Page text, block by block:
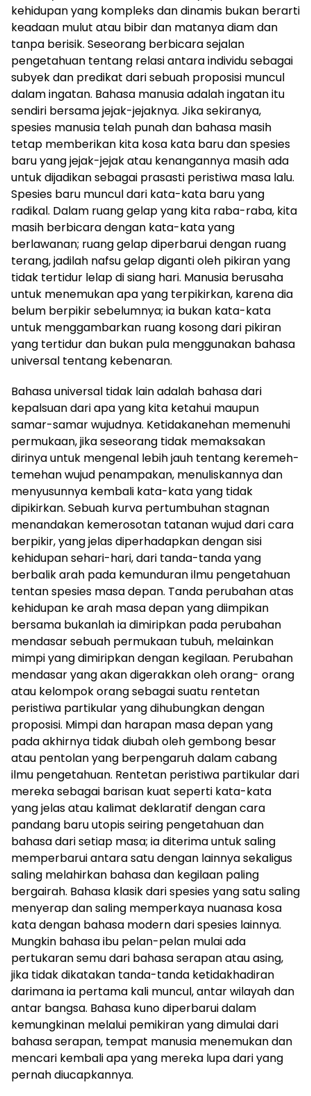
kehidupan yang kompleks dan dinamis bukan berarti
keadaan mulut atau bibir dan matanya diam dan
tanpa berisik. Seseorang berbicara sejalan
pengetahuan tentang relasi antara individu sebagai
subyek dan predikat dari sebuah proposisi muncul
dalam ingatan. Bahasa manusia adalah ingatan itu
sendiri bersama jejak-jejaknya. Jika sekiranya,
spesies manusia telah punah dan bahasa masih
tetap memberikan kita kosa kata baru dan spesies
baru yang jejak-jejak atau kenangannya masih ada
untuk dijadikan sebagai prasasti peristiwa masa lalu.
Spesies baru muncul dari kata-kata baru yang
radikal. Dalam ruang gelap yang kita raba-raba, kita
masih berbicara dengan kata-kata yang
berlawanan; ruang gelap diperbarui dengan ruang
terang, jadilah nafsu gelap diganti oleh pikiran yang
tidak tertidur lelap di siang hari. Manusia berusaha
untuk menemukan apa yang terpikirkan, karena dia
belum berpikir sebelumnya; ia bukan kata-kata
untuk menggambarkan ruang kosong dari pikiran
yang tertidur dan bukan pula menggunakan bahasa
universal tentang kebenaran.
Bahasa universal tidak lain adalah bahasa dari
kepalsuan dari apa yang kita ketahui maupun
samar-samar wujudnya. Ketidakanehan memenuhi
permukaan, jika seseorang tidak memaksakan
dirinya untuk mengenal lebih jauh tentang keremeh-
temehan wujud penampakan, menuliskannya dan
menyusunnya kembali kata-kata yang tidak
dipikirkan. Sebuah kurva pertumbuhan stagnan
menandakan kemerosotan tatanan wujud dari cara
berpikir, yang jelas diperhadapkan dengan sisi
kehidupan sehari-hari, dari tanda-tanda yang
berbalik arah pada kemunduran ilmu pengetahuan
tentan spesies masa depan. Tanda perubahan atas
kehidupan ke arah masa depan yang diimpikan
bersama bukanlah ia dimiripkan pada perubahan
mendasar sebuah permukaan tubuh, melainkan
mimpi yang dimiripkan dengan kegilaan. Perubahan
mendasar yang akan digerakkan oleh orang- orang
atau kelompok orang sebagai suatu rentetan
peristiwa partikular yang dihubungkan dengan
proposisi. Mimpi dan harapan masa depan yang
pada akhirnya tidak diubah oleh gembong besar
atau pentolan yang berpengaruh dalam cabang
ilmu pengetahuan. Rentetan peristiwa partikular dari
mereka sebagai barisan kuat seperti kata-kata
yang jelas atau kalimat deklaratif dengan cara
pandang baru utopis seiring pengetahuan dan
bahasa dari setiap masa; ia diterima untuk saling
memperbarui antara satu dengan lainnya sekaligus
saling melahirkan bahasa dan kegilaan paling
bergairah. Bahasa klasik dari spesies yang satu saling
menyerap dan saling memperkaya nuanasa kosa
kata dengan bahasa modern dari spesies lainnya.
Mungkin bahasa ibu pelan-pelan mulai ada
pertukaran semu dari bahasa serapan atau asing,
jika tidak dikatakan tanda-tanda ketidakhadiran
darimana ia pertama kali muncul, antar wilayah dan
antar bangsa. Bahasa kuno diperbarui dalam
kemungkinan melalui pemikiran yang dimulai dari
bahasa serapan, tempat manusia menemukan dan
mencari kembali apa yang mereka lupa dari yang
pernah diucapkannya.